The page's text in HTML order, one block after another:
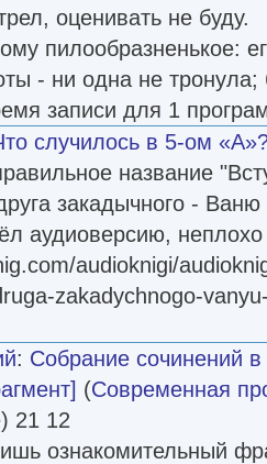
оценивать не буду.
пилообразненькое:
- ни одна не
записи для 1
случилось в 5-ом
название
закадычного -
аудиоверсию, неплохо
audioknigi/
zakadychnogo-
: Собрание сочинений
(Современная
) 21 12
ознакомительный